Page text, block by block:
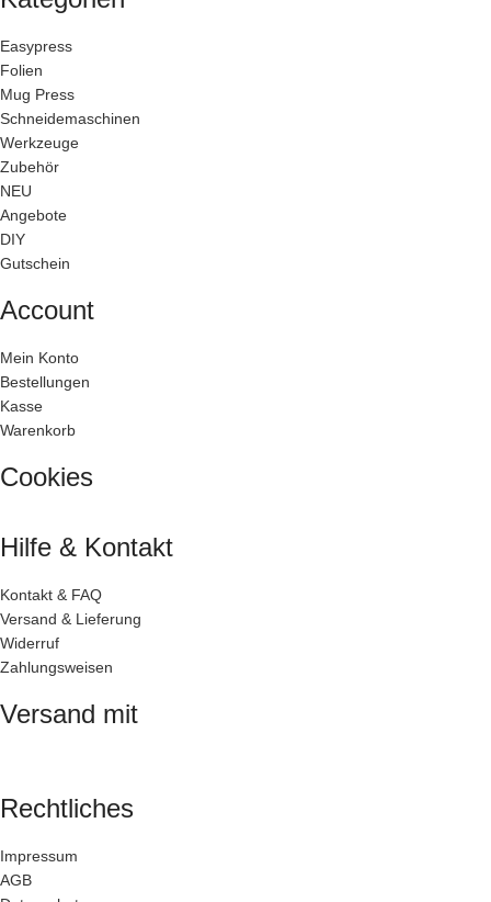
Easypress
Folien
Mug Press
Schneidemaschinen
Werkzeuge
Zubehör
NEU
Angebote
DIY
Gutschein
Account
Mein Konto
Bestellungen
Kasse
Warenkorb
Cookies
Hilfe & Kontakt
Kontakt & FAQ
Versand & Lieferung
Widerruf
Zahlungsweisen
Versand mit
Rechtliches
Impressum
AGB